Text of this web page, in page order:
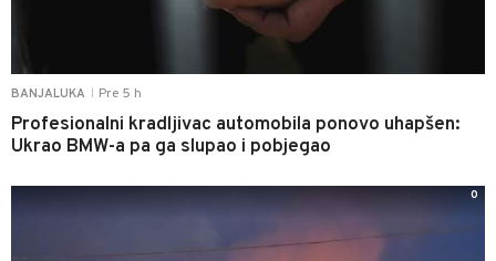
BANJALUKA Pre 5 h
Profesionalni kradljivac automobila ponovo uhapšen:
Ukrao BMW-a pa ga slupao i pobjegao
0